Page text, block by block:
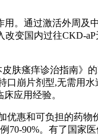
。通过激活外周及
变国内过往CKD-
瘙痒诊治指南》
崩片剂型,无需用
应用经验。
惠和可负担的药物
90%。有了国家